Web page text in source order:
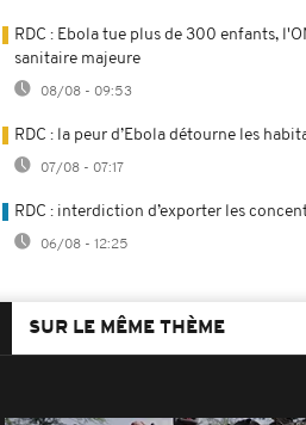
RDC : Ebola tue plus de 300 enfants,
sanitaire majeure
08/08 - 09:53
RDC : la peur d’Ebola détourne les
07/08 - 07:17
RDC : interdiction d’exporter les
06/08 - 12:25
SUR LE MÊME THÈME